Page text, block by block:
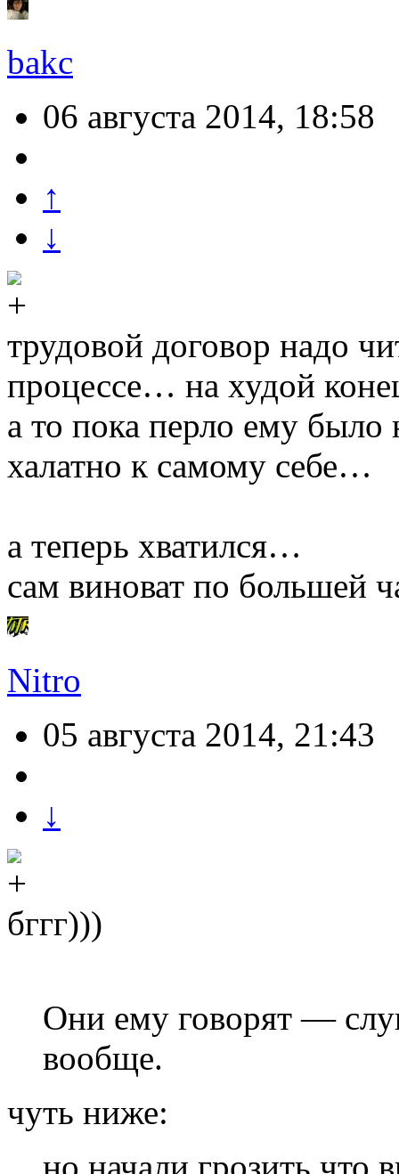
bakc
06 августа 2014, 18:58
↑
↓
трудовой договор надо
процессе… на худой
а то пока перло ему
халатно к самому себе…
а теперь хватился…
сам виноват по большей
Nitro
05 августа 2014, 21:43
↓
бггг)))
Они ему говорят —
вообще.
чуть ниже: